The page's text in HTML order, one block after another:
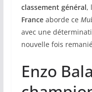
classement général,
Franceaborde ce
avec une
nouvelle fois
Enzo